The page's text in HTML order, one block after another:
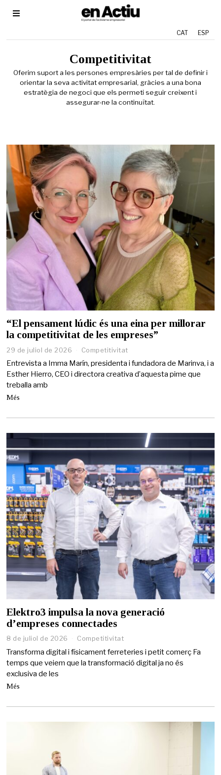
CAT ESP
Competitivitat
Oferim suport a les persones empresàries per tal de definir i
orientar la seva activitat empresarial, gràcies a una bona
estratègia de negoci que els permeti seguir creixent i
assegurar-ne la continuïtat.
“El pensament lúdic és una eina per millorar
la competitivitat de les empreses”
29 de juliol de 2026 Competitivitat
Entrevista a Imma Marín, presidenta i fundadora de Marinva, i a
Esther Hierro, CEO i directora creativa d’aquesta pime que
treballa amb
Més
Elektro3 impulsa la nova generació
d’empreses connectades
8 de juliol de 2026 Competitivitat
Transforma digital i físicament ferreteries i petit comerç Fa
temps que veiem que la transformació digital ja no és
exclusiva de les
Més